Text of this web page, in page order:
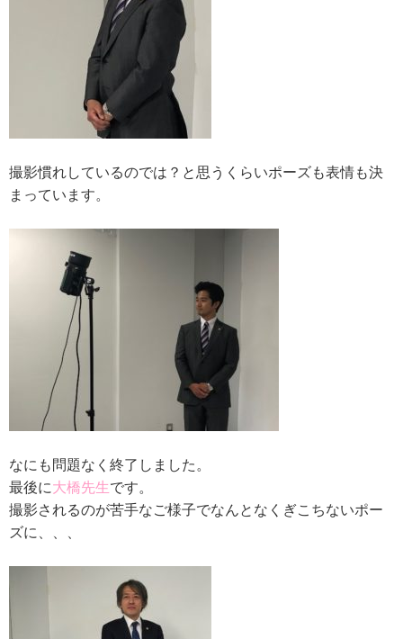
撮影慣れしているのでは？と思うくらいポーズも表情も決
まっています。
なにも問題なく終了しました。
最後に大橋先生です。
撮影されるのが苦手なご様子でなんとなくぎこちないポー
ズに、、、